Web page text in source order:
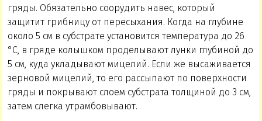
гряды. Обязательно соорудить навес, который
защитит грибницу от пересыхания. Когда на глубине
около 5 см в субстрате установится температура до 26
°С, в гряде колышком проделывают лунки глубиной до
5 см, куда укладывают мицелий. Если же высаживается
зерновой мицелий, то его рассыпают по поверхности
гряды и покрывают слоем субстрата толщиной до 3 см,
затем слегка утрамбовывают.